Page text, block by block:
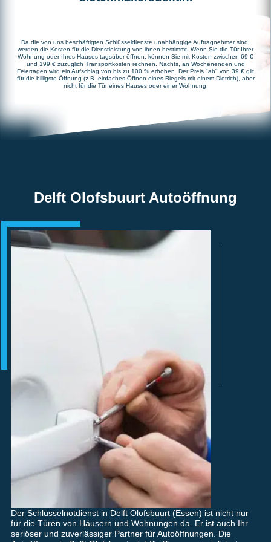
Da die von uns beschäftigten Schlüsseldienste unabhängige Auftragnehmer sind,
werden die Kosten für die Dienstleistung von ihnen bestimmt. Wenn Sie die Tür Ihrer
Wohnung oder Ihres Hauses tagsüber öffnen, können Sie mit Kosten zwischen 69 €
und 199 € zuzüglich Transportkosten rechnen. Nachts, an Wochenenden und
Feiertagen wird ein Aufschlag von bis zu 100 % erhoben. Der Preis "ab" von 39 € gilt
für die billigste Öffnung (z.B. einfaches Öffnen eines Riegels mit einem Dietrich), aber
nicht für die Tür eines Hauses oder einer Wohnung.
Delft Olofsbuurt Autoöffnung
Der Schlüsselnotdienst in Delft Olofsbuurt (Essen) ist nicht nur
für die Türen von Häusern und Wohnungen da. Er ist auch Ihr
seriöser und zuverlässiger Partner für Autoöffnungen. Die